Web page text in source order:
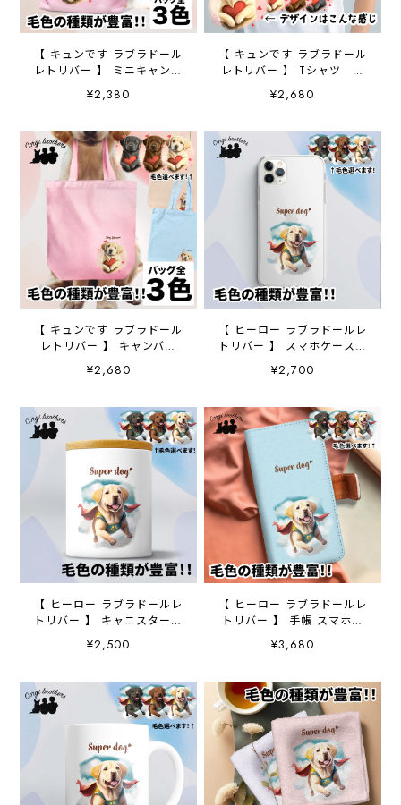
【 キュンです ラブラドール
レトリバー 】 ミニキャンバ
ス トートバッグ 犬 ペッ
ト うちの子 プレゼン
¥2,380
【 キュンです ラブラドール
レトリバー 】 Tシャツ お
しゃれ かわいい 犬 ペ
ット うちの子 プレゼン
¥2,680
【 キュンです ラブラドール
レトリバー 】 キャンバス
トートバッグ 犬 ペッ
ト うちの子 プレゼン
¥2,680
【 ヒーロー ラブラドールレ
トリバー 】 スマホケース
クリアソフトケース 犬
犬グッズ プレゼント ア
¥2,700
【 ヒーロー ラブラドールレ
トリバー 】 キャニスター
保存容器 お家用 プレゼ
ント 犬 ペット うちの
¥2,500
【 ヒーロー ラブラドールレ
トリバー 】 手帳 スマホケ
ース 犬 うちの子 プレ
ゼント ペット Android対
¥3,680